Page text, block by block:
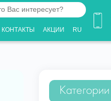
КОНТАКТЫ АКЦИИ RU
Категории